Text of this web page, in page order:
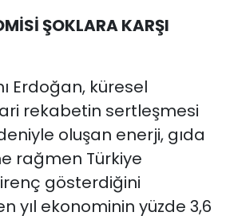
ŞOKLARA KARŞI
Erdoğan, küresel
rekabetin sertleşmesi
oluşan enerji, gıda
rağmen Türkiye
gösterdiğini
yıl ekonominin yüzde 3,6